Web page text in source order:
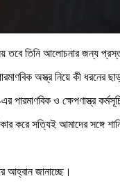
নেয় তবে তিনি আলোচনার জন্য
অস্ত্র নিয়ে কী
ও ক্ষেপণাস্ত্র
করে সত্যিই আমাদের সঙ্গে
আহ্বান জানাচ্ছে।